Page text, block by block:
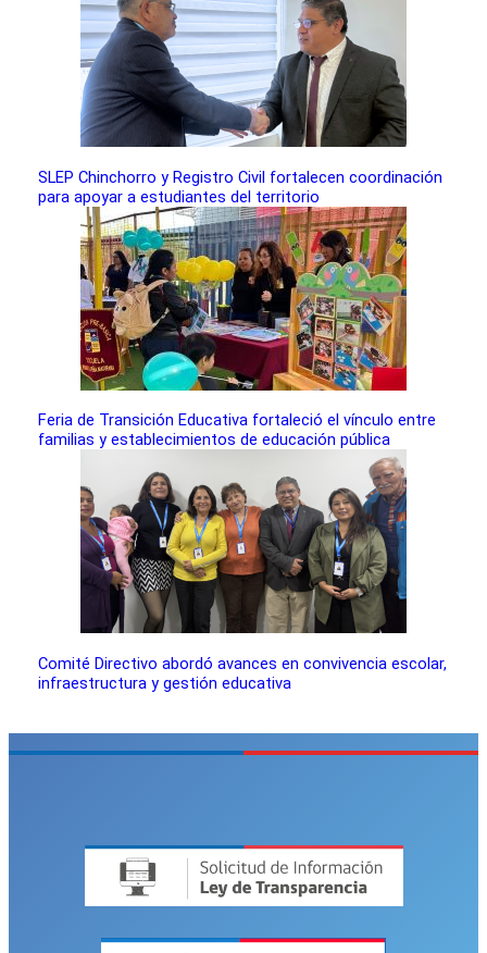
SLEP Chinchorro y Registro Civil fortalecen coordinación
para apoyar a estudiantes del territorio
Feria de Transición Educativa fortaleció el vínculo entre
familias y establecimientos de educación pública
Comité Directivo abordó avances en convivencia escolar,
infraestructura y gestión educativa